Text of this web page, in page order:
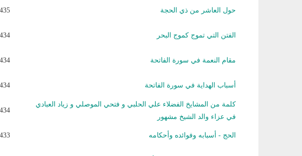
حول العاشر من ذي الحجة
الفتن التي تموج كموج البحر
مقام النعمة في سورة الفاتحة
أسباب الهداية في سورة الفاتحة
كلمة من المشايخ الفضلاء علي الحلبي و فتحي الموصلي و زياد العبادي
في عزاء والد الشيخ مشهور
الحج - أسبابه وفوائده وأحكامه